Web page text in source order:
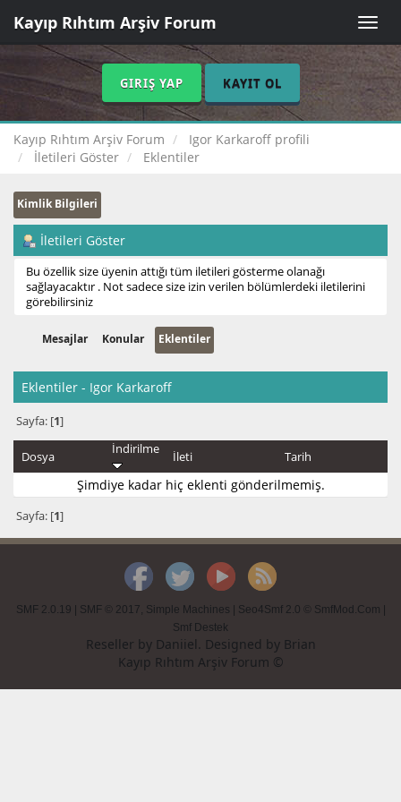
Toggle
Kayıp Rıhtım Arşiv Forum
GIRIŞ YAP KAYIT OL
Kayıp Rıhtım Arşiv Forum
Igor Karkaroff profili
İletileri Göster
Eklentiler
Kimlik Bilgileri
İletileri Göster
Bu özellik size üyenin attığı tüm iletileri gösterme olanağı
sağlayacaktır . Not sadece size izin verilen bölümlerdeki iletilerini
görebilirsiniz
Mesajlar Konular Eklentiler
Eklentiler - Igor Karkaroff
Sayfa: [1]
Dosya İndirilme İleti Tarih
Şimdiye kadar hiç eklenti gönderilmemiş.
Sayfa: [1]
SMF 2.0.19 | SMF © 2017 Simple Machines | Seo4Smf 2.0 © SmfMod.Com |
Smf Destek
Reseller by Daniiel. Designed by Brian
Kayıp Rıhtım Arşiv Forum ©